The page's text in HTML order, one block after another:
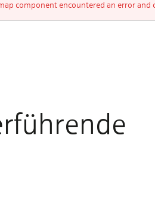
component encountered an error and